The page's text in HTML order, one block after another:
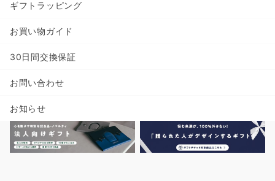
ギフトラッピング
お買い物ガイド
30日間交換保証
お問い合わせ
お知らせ